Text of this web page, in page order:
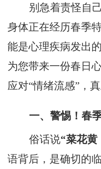
别急着责怪自己
身体正在经历春季
能是心理疾病发出
为您带来一份春日
应对“情绪流感”，
一、警惕！ 春
俗话说“菜花黄
语背后，是确切的